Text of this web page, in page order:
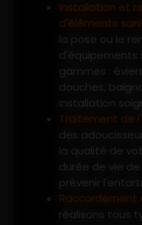
d'éléments
la pose ou le
d'équipements
gammes :
douches,
installation
Traitement de
des
la qualité de
durée de vie
prévenir
Raccordement
réalisons tous